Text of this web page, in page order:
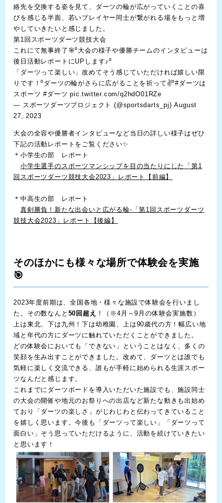
絡先を交換する姿を見て、ダーツの輪が広がっていくことの喜
びを感じる半面、若いプレイヤー同士が繋がれる場をもっと増
やしていきたいと感じました。
第1回スポーツダーツ競技大会
これにて無事終了🎯⁰大会の様子や優勝チームのインタビューは
後日活動レポートにUPします♪⁰
「ダーツって楽しい」改めてそう感じていただければ嬉しい限
りです！⁰ダーツの輪がさらに広がることを祈って✌⁰#ダーツは
スポーツ #ダーツ pic.twitter.com/q2hdO01RZe
— スポーツダーツプロジェクト (@sportsdarts_pj)August
27, 2023
大会の全容や優勝者インタビューなど当日の詳しい様子はぜひ
下記の活動レポートをご覧ください✨
＊小学生の部 レポート
小学生選手のスポーツマンシップを目の当たりにした「第1
回スポーツダーツ競技大会2023」レポート【前編】
＊中高生の部 レポート
真剣勝負！新たな出会いと広がる輪-「第1回スポーツダーツ
競技大会2023」レポート【後編】
そのほかにも様々な場所で体験会を実施
🎯
2023年度前期は、全国各地・様々な施設で体験会を行いまし
た。その数なんと 50回超え ！（※4月～9月の体験会実施数）
上は東北、下は九州！下は幼稚園、上は90歳代の方！幅広い地
域と年代の方にダーツに触れていただくことができました。
どの体験会においても「できない」ということはなく、多くの
笑顔を生み出すことができました。改めて、ダーツとは誰でも
気軽に楽しく交流できる、誰もが手軽に始められる生涯スポー
ツなんだと感じます。
これまでにダーツボードを導入いただいた施設でも、施設同士
の大会の開催や地元のお祭りへの出店など新たな動きも出始め
ており「ダーツの楽しさ」がじわじわと伝わってきていること
を嬉しく思います。今後も「ダーツって楽しい」「ダーツって
面白い」そう思っていただけるように、活動を続けていきたい
と思います！